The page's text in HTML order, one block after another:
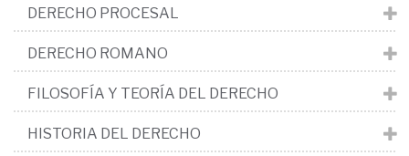
DERECHO PROCESAL
DERECHO ROMANO
FILOSOFÍA Y TEORÍA DEL DERECHO
HISTORIA DEL DERECHO